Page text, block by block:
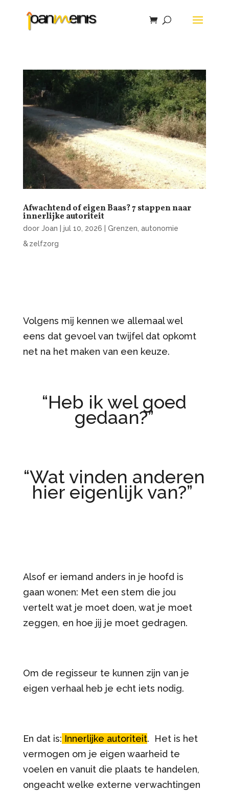
Afwachtend of eigen Baas? 7 stappen naar
innerlijke autoriteit
door Joan jul 10, 2026
Grenzen, autonomie
& zelfzorg
Volgens mij kennen we allemaal wel
eens dat gevoel van twijfel dat opkomt
net na het maken van een keuze.
“Heb ik wel goed
gedaan?”
“Wat vinden anderen
hier eigenlijk van?”
Alsof er iemand anders in je hoofd is
gaan wonen: Met een stem die jou
vertelt wat je moet doen, wat je moet
zeggen, en hoe jij je moet gedragen.
Om de regisseur te kunnen zijn van je
eigen verhaal heb je echt iets nodig.
En dat is: Innerlijke autoriteit. Het is het
vermogen om je eigen waarheid te
voelen en vanuit die plaats te handelen,
ongeacht welke externe verwachtingen